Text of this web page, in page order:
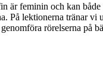
är feminin och kan både
På lektionerna tränar vi
rörelserna på